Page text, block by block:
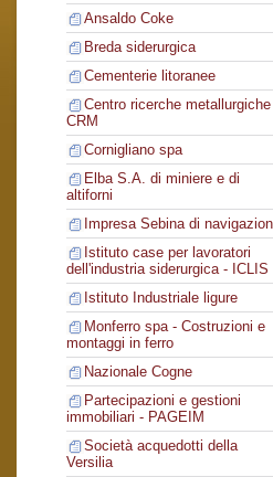
Ansaldo Coke
Breda siderurgica
Cementerie litoranee
Centro ricerche
CRM
Cornigliano spa
Elba S.A. di miniere e di
altiforni
Impresa Sebina di
Istituto case per lavoratori
dell'industria siderurgica - ICLIS
Istituto Industriale ligure
Monferro spa - Costruzioni e
montaggi in ferro
Nazionale Cogne
Partecipazioni e gestioni
immobiliari - PAGEIM
Società acquedotti della
Versilia